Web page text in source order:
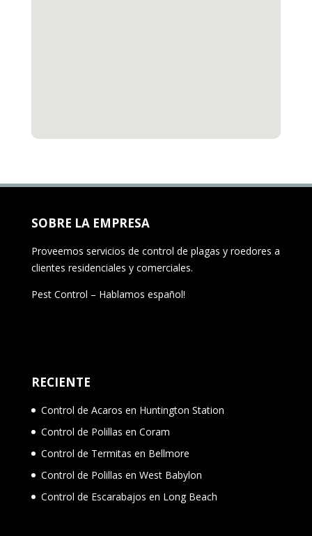
SOBRE LA EMPRESA
Proveemos servicios de control de plagas y roedores a
clientes residenciales y comerciales.
Pest Control – Hablamos español!
RECIENTE
Control de Acaros en Huntington Station
Control de Polillas en Coram
Control de Termitas en Bellmore
Control de Polillas en West Babylon
Control de Escarabajos en Long Beach